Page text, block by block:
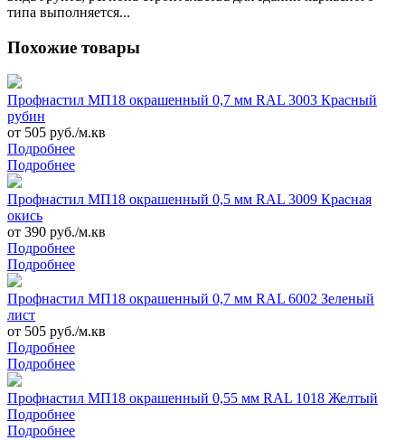
типа выполняется...
Похожие товары
Профнастил МП18 окрашенный 0,7 мм RAL 3003 Красный
рубин
от 505 руб./м.кв
Подробнее
Подробнее
Профнастил МП18 окрашенный 0,5 мм RAL 3009 Красная
окись
от 390 руб./м.кв
Подробнее
Подробнее
Профнастил МП18 окрашенный 0,7 мм RAL 6002 Зеленый
лист
от 505 руб./м.кв
Подробнее
Подробнее
Профнастил МП18 окрашенный 0,55 мм RAL 1018 Желтый
Подробнее
Подробнее